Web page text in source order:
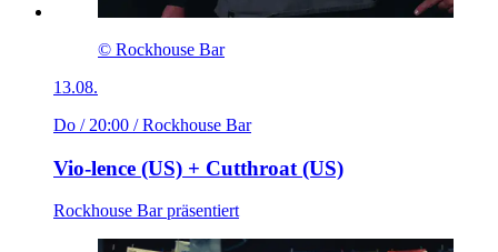
© Rockhouse Bar
13.08.
Do / 20:00 / Rockhouse Bar
Vio-lence (US) + Cutthroat (US)
Rockhouse Bar präsentiert